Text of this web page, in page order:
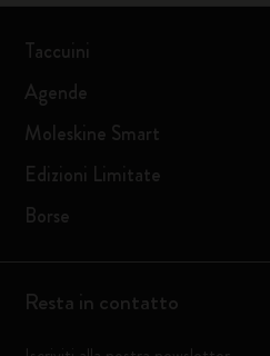
Taccuini
Agende
Moleskine Smart
Edizioni Limitate
Borse
Resta in contatto